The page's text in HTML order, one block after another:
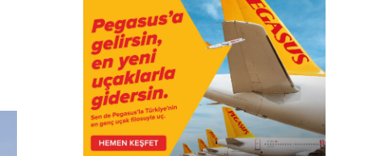
YENI DÖNEM BAŞLIYOR VE
EKIP ARKADAŞLARI
ARANIYOR
İŞ İLANLARI • 16 MAY 2026
EMIRATES AĞUSTOS’TA
İSTANBUL’DA TEKNISYEN